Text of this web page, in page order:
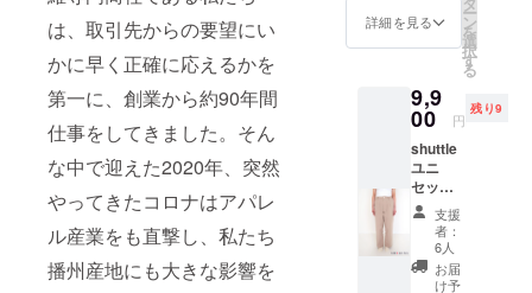
は、取引先からの要望にい
かに早く正確に応えるかを
第一に、創業から約90年間
仕事をしてきました。そん
な中で迎えた2020年、突然
やってきたコロナはアパレ
ル産業をも直撃し、私たち
播州産地にも大きな影響を
プファ
げた製
品で
す。 オ
リジナ
ル包装
でお届
けしま
すの
で、贈
り物な
どにも
耳の部
分を、
ポイン
のみ使
用した
キッチ
ンクロ
ス。
さっと
手を拭
いた
り、
テーブ
ルに敷
詳細を見る ー
ン
を
選
択
す
る
9,9
00 円
残り9
shuttle
ユニ
セック
ス ソ
リッド
パンツ
(ベー
ジュ)
支援
者：
6人
お届
け予